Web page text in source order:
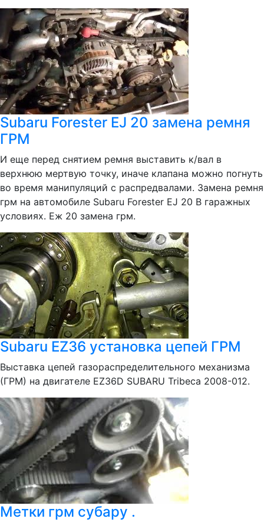
Subaru Forester EJ 20 замена ремня
ГРМ
И еще перед снятием ремня выставить к/вал в
верхнюю мертвую точку, иначе клапана можно погнуть
во время манипуляций с распредвалами. Замена ремня
грм на автомобиле Subaru Forester EJ 20 В гаражных
условиях. Еж 20 замена грм.
Subaru EZ36 установка цепей ГРМ
Выставка цепей газораспределительного механизма
(ГРМ) на двигателе EZ36D SUBARU Tribeca 2008-012.
Метки грм субару .